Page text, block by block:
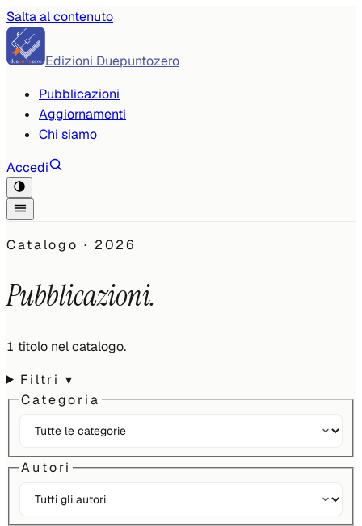
Salta al contenuto
Edizioni Duepuntozero
Pubblicazioni
Aggiornamenti
Chi siamo
Accedi
Catalogo · 2026
Pubblicazioni.
1 titolo nel catalogo.
Filtri▾
Categoria
Autori